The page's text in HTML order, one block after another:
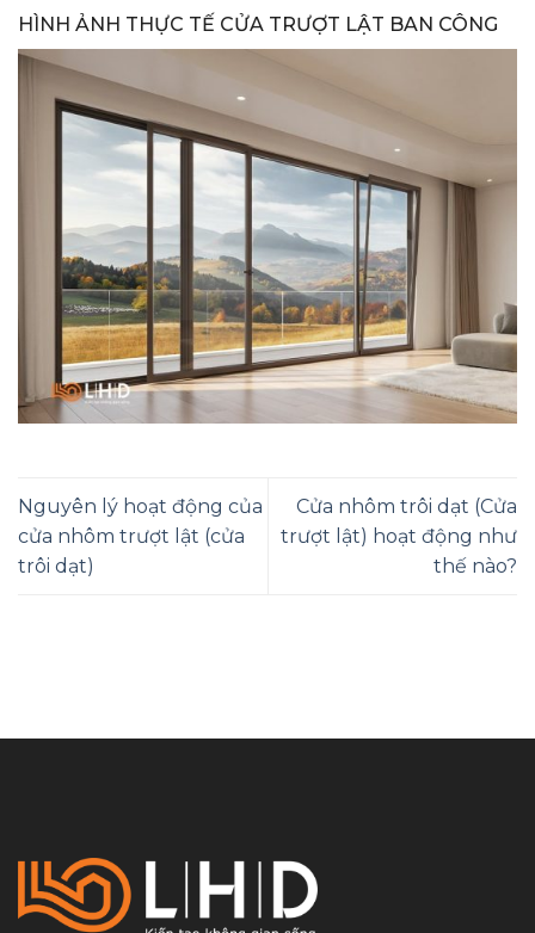
HÌNH ẢNH THỰC TẾ CỬA TRƯỢT LẬT BAN CÔNG
Nguyên lý hoạt động của
cửa nhôm trượt lật (cửa
trôi dạt)
Cửa nhôm trôi dạt (Cửa
trượt lật) hoạt động như
thế nào?